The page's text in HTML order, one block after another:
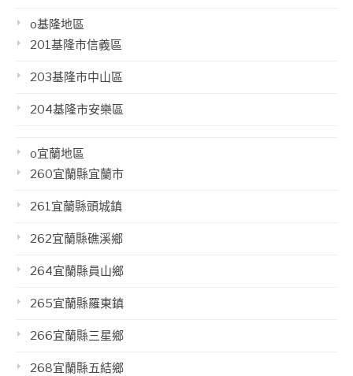
o基隆地區
201基隆市信義區
203基隆市中山區
204基隆市安樂區
o宜蘭地區
260宜蘭縣宜蘭市
261宜蘭縣頭城鎮
262宜蘭縣礁溪鄉
264宜蘭縣員山鄉
265宜蘭縣羅東鎮
266宜蘭縣三星鄉
268宜蘭縣五結鄉